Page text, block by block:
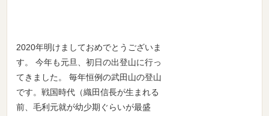
2020年明けましておめでとうございま
す。 今年も元旦、初日の出登山に行っ
てきました。 毎年恒例の武田山の登山
です。戦国時代（織田信長が生まれる
前、毛利元就が幼少期ぐらいが最盛